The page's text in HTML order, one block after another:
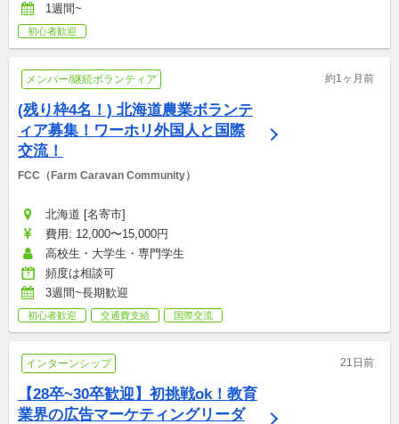
1週間~
初心者歓迎
メンバー/継続ボランティア 約1ヶ月前
(残り枠4名！) 北海道農業ボランテ
ィア募集！ワーホリ外国人と国際
交流！
FCC（Farm Caravan Community）
北海道 [名寄市]
費用: 12,000〜15,000円
高校生・大学生・専門学生
頻度は相談可
3週間~長期歓迎
初心者歓迎 交通費支給 国際交流
インターンシップ 21日前
【28卒~30卒歓迎】初挑戦ok！教育
業界の広告マーケティングリーダ